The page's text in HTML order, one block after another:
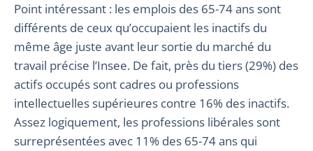
Point intéressant : les emplois des 65-74 ans sont
différents de ceux qu’occupaient les inactifs du
même âge juste avant leur sortie du marché du
travail précise l’Insee. De fait, près du tiers (29%) des
actifs occupés sont cadres ou professions
intellectuelles supérieures contre 16% des inactifs.
Assez logiquement, les professions libérales sont
surreprésentées avec 11% des 65-74 ans qui